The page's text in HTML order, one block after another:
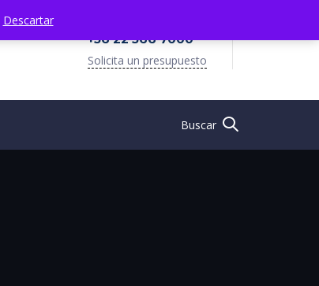
Descartar
+56 22 566 7000
Solicita un presupuesto
Buscar